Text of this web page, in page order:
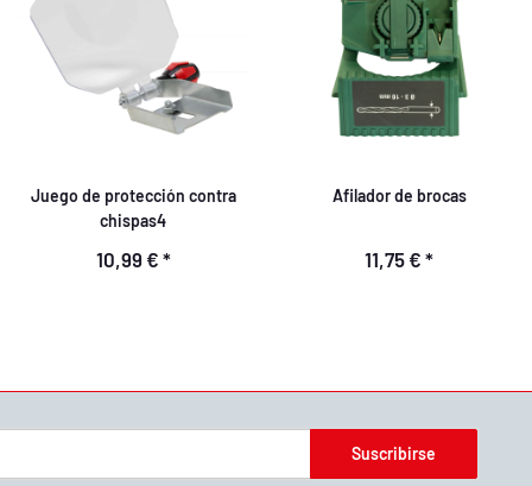
Juego de protección contra
chispas4
10,99 € *
Afilador de brocas
11,75 € *
Suscribirse